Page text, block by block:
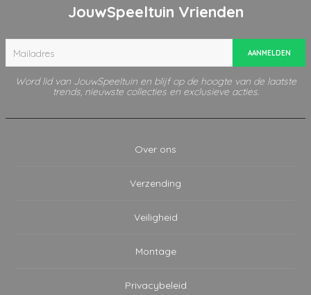
JouwSpeeltuin Vrienden
AANMELDEN
Word lid van JouwSpeeltuin en blijf op de hoogte van de laatste
trends, nieuwste collecties en exclusieve acties.
Over ons
Verzending
Veiligheid
Montage
Privacybeleid